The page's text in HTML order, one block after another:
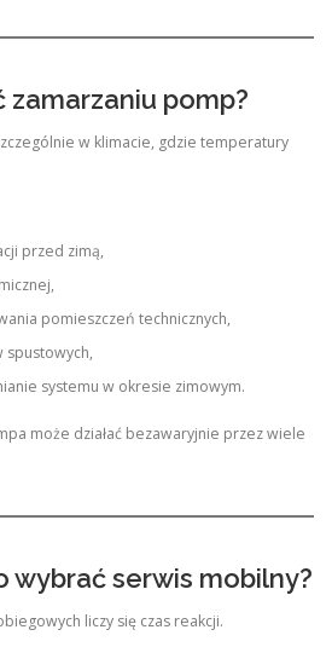
zamarzaniu pomp?
w klimacie, gdzie temperatury
przed zimą,
pomieszczeń technicznych,
spustowych,
systemu w okresie zimowym.
może działać bezawaryjnie przez wiele
wybrać serwis mobilny?
liczy się czas reakcji.